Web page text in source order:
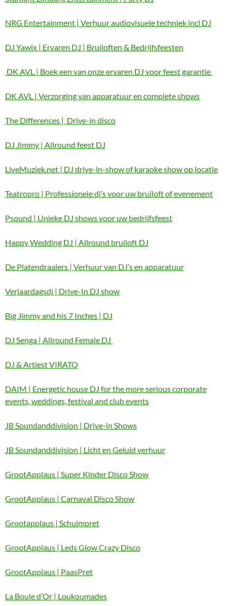
NRG Entertainment | Verhuur audiovisuele techniek incl DJ
DJ Yawix | Ervaren DJ | Bruiloften & Bedrijfsfeesten
DK AVL | Boek een van onze ervaren DJ voor feest garantie
DK AVL | Verzorging van apparatuur en complete shows
The Differences | Drive-in disco
DJ Jimmy | Allround feest DJ
LiveMuziek.net | DJ drive-in-show of karaoke show op locatie
Teatropro | Professionele dj’s voor uw bruiloft of evenement
Psound | Unieke DJ shows voor uw bedrijfsfeest
Happy Wedding DJ | Allround bruiloft DJ
De Platendraaiers | Verhuur van DJ’s en apparatuur
Verjaardagsdj | Drive-In DJ show
Big Jimmy and his 7 Inches | DJ
DJ Senga | Allround Female DJ
DJ & Artiest VIRATO
DAIM | Energetic house DJ for the more serious corporate
events, weddings, festival and club events
JB Soundanddivision | Drive-in Shows
JB Soundanddivision | Licht en Geluid verhuur
GrootApplaus | Super Kinder Disco Show
GrootApplaus | Carnaval Disco Show
Grootapplaus | Schuimpret
GrootApplaus | Leds Glow Crazy Disco
GrootApplaus | PaasPret
La Boule d’Or | Loukoumades